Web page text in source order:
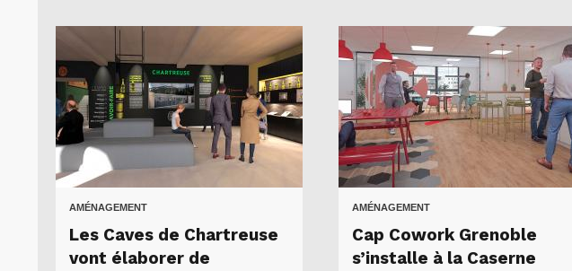
AMÉNAGEMENT
Les Caves de Chartreuse
vont élaborer de
AMÉNAGEMENT
Cap Cowork Grenoble
s’installe à la Caserne